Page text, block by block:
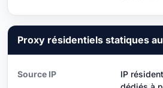
Proxy résidentiels statiques
Source IP
IP